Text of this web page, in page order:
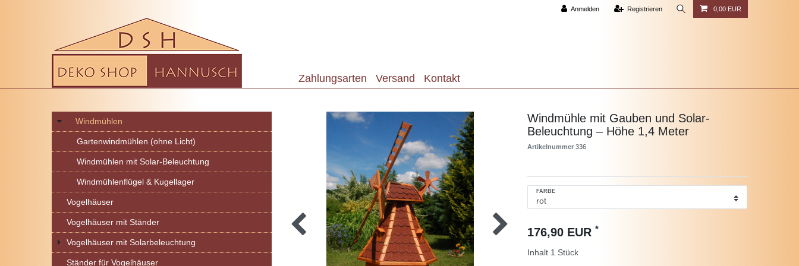
Anmelden Registrieren 0,00 EUR
Zahlungsarten Versand Kontakt
Windmühlen
Gartenwindmühlen (ohne Licht)
Windmühlen mit Solar-Beleuchtung
Windmühlenflügel & Kugellager
Vogelhäuser
Vogelhäuser mit Ständer
Vogelhäuser mit Solarbeleuchtung
Ständer für Vogelhäuser
Windmühle mit Gauben und Solar-
Beleuchtung – Höhe 1,4 Meter
Artikelnummer 336
FARBE
176,90 EUR *
Inhalt 1 Stück